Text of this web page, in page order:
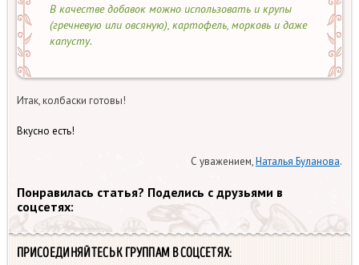
В качестве добавок можно использовать и крупы
(гречневую или овсяную), картофель, морковь и даже
капусту.
Итак, колбаски готовы!
Вкусно есть!
С уважением,Наталья Буланова.
Понравилась статья? Поделись с друзьями в
соцсетях:
ПРИСОЕДИНЯЙТЕСЬ К ГРУППАМ В СОЦСЕТЯХ: